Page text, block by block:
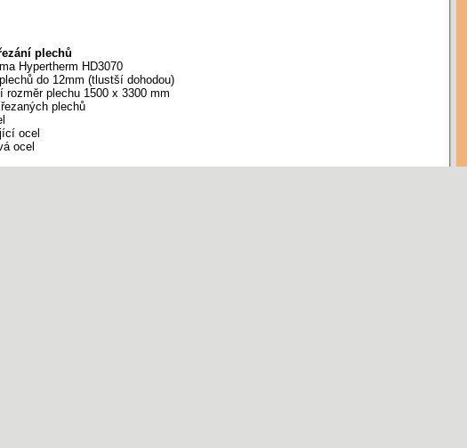
plechů
Hypertherm HD3070
do 12mm (tlustší dohodou)
rozměr plechu 1500 x 3300 mm
plechů
ocel
ocel